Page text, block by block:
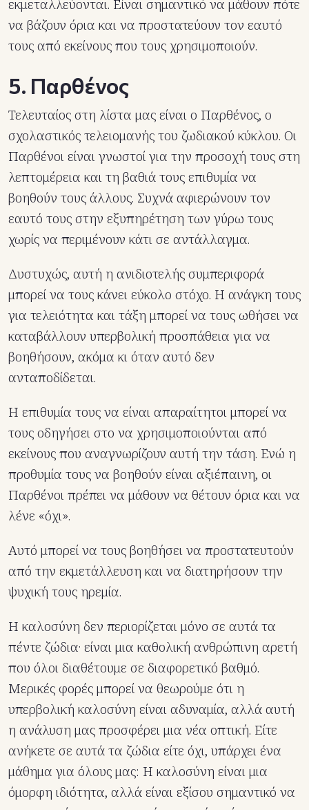
εκμεταλλεύονται. Είναι σημαντικό να μάθουν πότε
να βάζουν όρια και να προστατεύουν τον εαυτό
τους από εκείνους που τους χρησιμοποιούν.
5. Παρθένος
Τελευταίος στη λίστα μας είναι ο Παρθένος, ο
σχολαστικός τελειομανής του ζωδιακού κύκλου. Οι
Παρθένοι είναι γνωστοί για την προσοχή τους στη
λεπτομέρεια και τη βαθιά τους επιθυμία να
βοηθούν τους άλλους. Συχνά αφιερώνουν τον
εαυτό τους στην εξυπηρέτηση των γύρω τους
χωρίς να περιμένουν κάτι σε αντάλλαγμα.
Δυστυχώς, αυτή η ανιδιοτελής συμπεριφορά
μπορεί να τους κάνει εύκολο στόχο. Η ανάγκη τους
για τελειότητα και τάξη μπορεί να τους ωθήσει να
καταβάλλουν υπερβολική προσπάθεια για να
βοηθήσουν, ακόμα κι όταν αυτό δεν
ανταποδίδεται.
Η επιθυμία τους να είναι απαραίτητοι μπορεί να
τους οδηγήσει στο να χρησιμοποιούνται από
εκείνους που αναγνωρίζουν αυτή την τάση. Ενώ η
προθυμία τους να βοηθούν είναι αξιέπαινη, οι
Παρθένοι πρέπει να μάθουν να θέτουν όρια και να
λένε «όχι».
Αυτό μπορεί να τους βοηθήσει να προστατευτούν
από την εκμετάλλευση και να διατηρήσουν την
ψυχική τους ηρεμία.
Η καλοσύνη δεν περιορίζεται μόνο σε αυτά τα
πέντε ζώδια· είναι μια καθολική ανθρώπινη αρετή
που όλοι διαθέτουμε σε διαφορετικό βαθμό.
Μερικές φορές μπορεί να θεωρούμε ότι η
υπερβολική καλοσύνη είναι αδυναμία, αλλά αυτή
η ανάλυση μας προσφέρει μια νέα οπτική. Είτε
ανήκετε σε αυτά τα ζώδια είτε όχι, υπάρχει ένα
μάθημα για όλους μας: Η καλοσύνη είναι μια
όμορφη ιδιότητα, αλλά είναι εξίσου σημαντικό να